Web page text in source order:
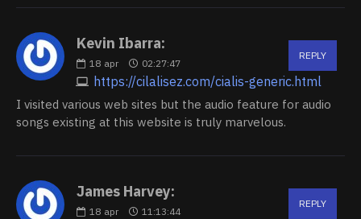
Kevin Ibarra:
18 apr 02:27:47
https://cilalisez.com/cialis-generic.html
REPLY
I visited various web sites but the audio feature for audio
songs existing at this website is truly marvelous.
James Harvey:
18 apr 11:13:44
REPLY